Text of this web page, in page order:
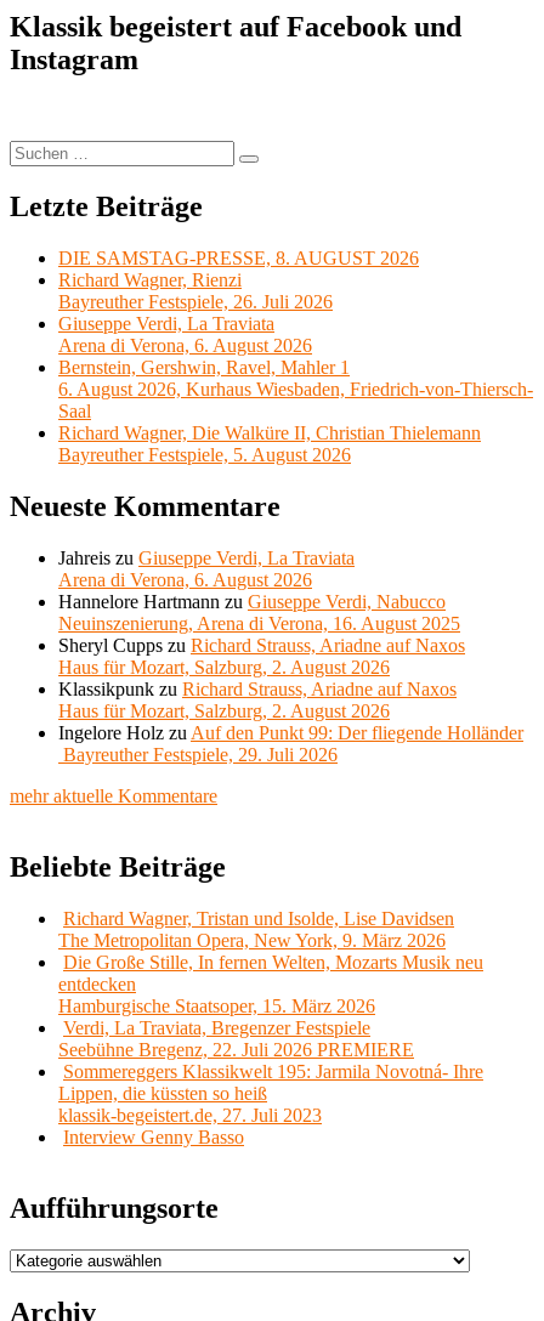
Klassik begeistert auf Facebook und
Instagram
Suchen
nach:
Suchen
Letzte Beiträge
DIE SAMSTAG-PRESSE, 8. AUGUST 2026
Richard Wagner, Rienzi
Bayreuther Festspiele, 26. Juli 2026
Giuseppe Verdi, La Traviata
Arena di Verona, 6. August 2026
Bernstein, Gershwin, Ravel, Mahler 1
6. August 2026, Kurhaus Wiesbaden, Friedrich-von-Thiersch-
Saal
Richard Wagner, Die Walküre II, Christian Thielemann
Bayreuther Festspiele, 5. August 2026
Neueste Kommentare
Jahreis zu Giuseppe Verdi, La Traviata
Arena di Verona, 6. August 2026
Hannelore Hartmann zu Giuseppe Verdi, Nabucco
Neuinszenierung, Arena di Verona, 16. August 2025
Sheryl Cupps zu Richard Strauss, Ariadne auf Naxos
Haus für Mozart, Salzburg, 2. August 2026
Klassikpunk zu Richard Strauss, Ariadne auf Naxos
Haus für Mozart, Salzburg, 2. August 2026
Ingelore Holz zu Auf den Punkt 99: Der fliegende Holländer
Bayreuther Festspiele, 29. Juli 2026
mehr aktuelle Kommentare
Beliebte Beiträge
Richard Wagner, Tristan und Isolde, Lise Davidsen
The Metropolitan Opera, New York, 9. März 2026
Die Große Stille, In fernen Welten, Mozarts Musik neu
entdecken
Hamburgische Staatsoper, 15. März 2026
Verdi, La Traviata, Bregenzer Festspiele
Seebühne Bregenz, 22. Juli 2026 PREMIERE
Sommereggers Klassikwelt 195: Jarmila Novotná- Ihre
Lippen, die küssten so heiß
klassik-begeistert.de, 27. Juli 2023
Interview Genny Basso
Aufführungsorte
Aufführungsorte
Archiv